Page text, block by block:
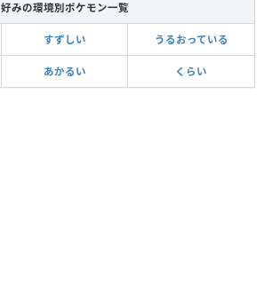
好みの環境別ポケモン一覧
すずしい うるおっている
あかるい くらい